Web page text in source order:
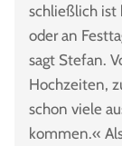
schließlich ist
oder an
sagt Stefan.
Hochzeiten,
schon viele
kommen.«